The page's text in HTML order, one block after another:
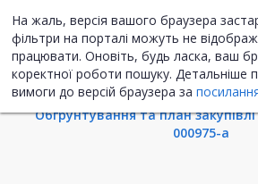
На жаль, версія вашого браузера
фільтри на порталі можуть не
працювати. Оновіть, будь ласка, ваш
коректної роботи пошуку. Детальніше
вимоги до версій браузера за
Інформація про
Обгрунтування та план
000975-a